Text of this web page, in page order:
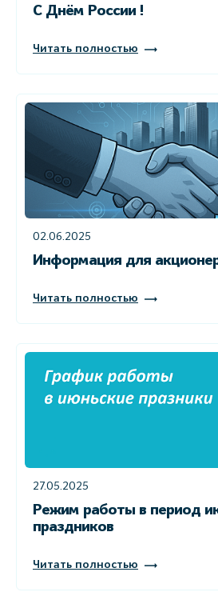
С Днём России !
Читать полностью
02.06.2025
Информация для
Читать полностью
27.05.2025
Режим работы в период
праздников
Читать полностью